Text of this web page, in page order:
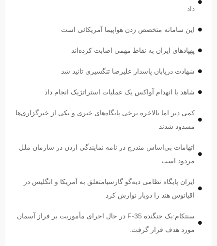
داد
این سامانه متخصص زدن هواپیما آمریکائی است
پهپاد‌های ایران به نقاط مهمی اصابت کرده‌اند
شهادت دریابان پاسدار علیرضا تنگسیری تائید شد
شاهد با انهدام آواکس یک عملیات استراتژیک انجام داد
کمی دیر اما بالاخره برخی پایگاه‌های خبری و یکی از خبرگزاری‌ها
مسدود شدند
اتهامات بی‌اساس مندرج در نامه نمایندگی اردن در سازمان ملل
مردود است.
ایران پایگاه نظامی دیه‌گو گارسیامتعلق به آمریکا و انگلیس در
اقیانوس هند را دوبار نوازش کرد
سنتکام:یک جنگنده F-35 در حال اجرای مأموریت بر فراز آسمان
مورد هدف قرار گرفت.